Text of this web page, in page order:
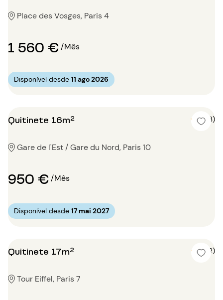
Place des Vosges, Paris 4
1 560 €/Mês
Disponível desde 11 ago 2026
Quitinete 16m² 5 (3)
Gare de l'Est / Gare du Nord, Paris 10
950 €/Mês
Disponível desde 17 mai 2027
Quitinete 17m² 4 (2)
Tour Eiffel, Paris 7